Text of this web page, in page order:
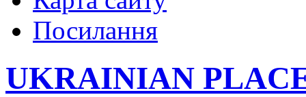
Посилання
UKRAINIAN